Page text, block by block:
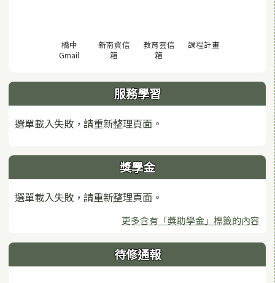
橋中
Gmail (另開視窗)
新南資信
箱
教育雲信
箱
課程計畫(另開視窗)
服務學習
選單載入失敗，請重新整理頁面。
獎學金
選單載入失敗，請重新整理頁面。
更多含有「獎助學金」標籤的內容
待修通報